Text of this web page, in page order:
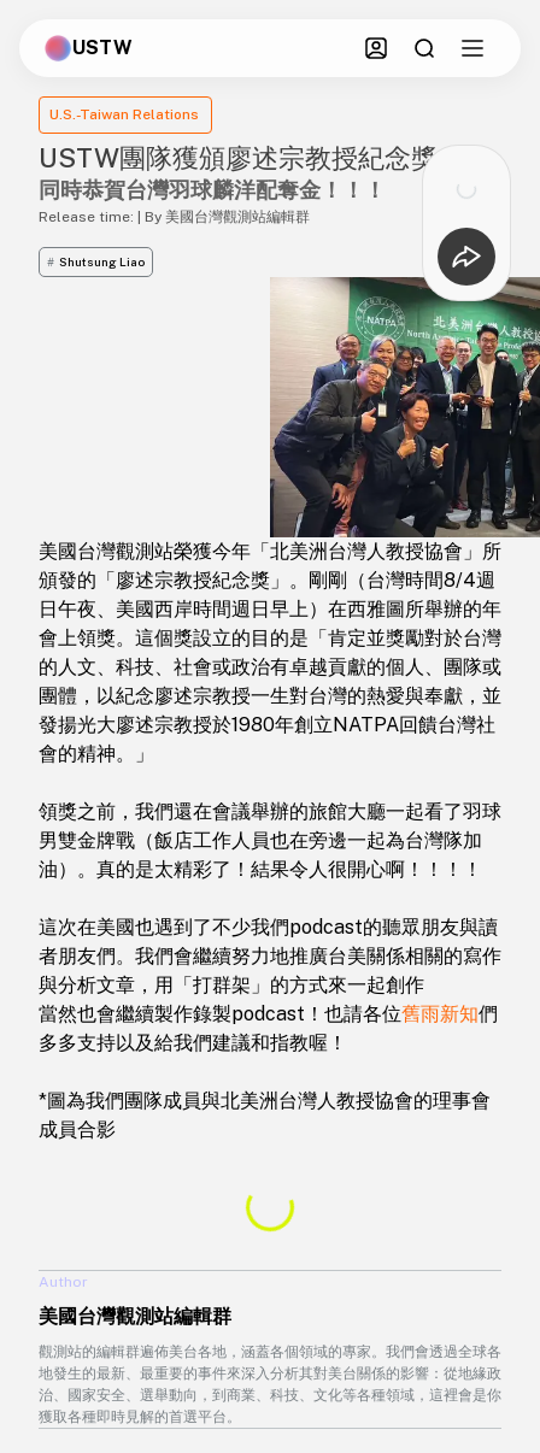
USTW
U.S.-Taiwan Relations
USTW團隊獲頒廖述宗教授紀念獎
同時恭賀台灣羽球麟洋配奪金！！！
Release time: | By 美國台灣觀測站編輯群
# Shutsung Liao
美國台灣觀測站榮獲今年「北美洲台灣人教授協會」所
頒發的「廖述宗教授紀念獎」。剛剛（台灣時間8/4週
日午夜、美國西岸時間週日早上）在西雅圖所舉辦的年
會上領獎。這個獎設立的目的是「肯定並獎勵對於台灣
的人文、科技、社會或政治有卓越貢獻的個人、團隊或
團體，以紀念廖述宗教授一生對台灣的熱愛與奉獻，並
發揚光大廖述宗教授於1980年創立NATPA回饋台灣社
會的精神。」
領獎之前，我們還在會議舉辦的旅館大廳一起看了羽球
男雙金牌戰（飯店工作人員也在旁邊一起為台灣隊加
油）。真的是太精彩了！結果令人很開心啊！！！！
這次在美國也遇到了不少我們podcast的聽眾朋友與讀
者朋友們。我們會繼續努力地推廣台美關係相關的寫作
與分析文章，用「打群架」的方式來一起創作
當然也會繼續製作錄製podcast！也請各位舊雨新知們
多多支持以及給我們建議和指教喔！
*圖為我們團隊成員與北美洲台灣人教授協會的理事會
成員合影
Author
美國台灣觀測站編輯群
觀測站的編輯群遍佈美台各地，涵蓋各個領域的專家。我們會透過全球各
地發生的最新、最重要的事件來深入分析其對美台關係的影響：從地緣政
治、國家安全、選舉動向，到商業、科技、文化等各種領域，這裡會是你
獲取各種即時見解的首選平台。